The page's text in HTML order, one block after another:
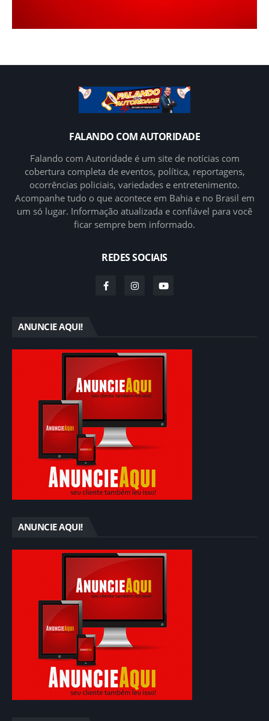
FALANDO COM AUTORIDADE
Falando com Autoridade é um site de notícias com
cobertura completa de eventos, política, reportagens,
ocorrências policiais, variedades e entretenimento.
Acompanhe tudo o que acontece em Bahia e no Brasil em
um só lugar. Informação atualizada e confiável para você
ficar sempre bem informado.
REDES SOCIAIS
ANUNCIE AQUI!
ANUNCIE AQUI!